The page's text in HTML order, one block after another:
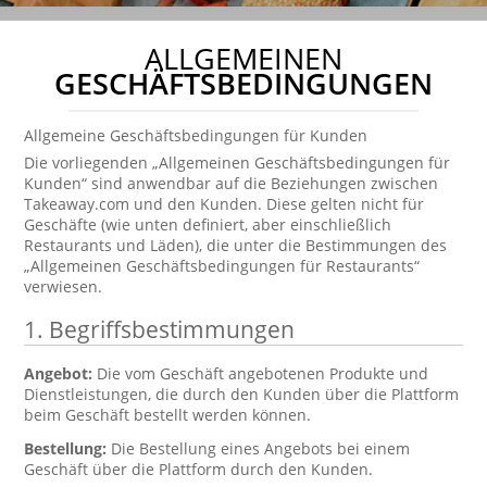
ALLGEMEINEN
GESCHÄFTSBEDINGUNGEN
Allgemeine Geschäftsbedingungen für Kunden
Die vorliegenden „Allgemeinen Geschäftsbedingungen für
Kunden“ sind anwendbar auf die Beziehungen zwischen
Takeaway.com und den Kunden. Diese gelten nicht für
Geschäfte (wie unten definiert, aber einschließlich
Restaurants und Läden), die unter die Bestimmungen des
„Allgemeinen Geschäftsbedingungen für Restaurants“
verwiesen.
1. Begriffsbestimmungen
Angebot: Die vom Geschäft angebotenen Produkte und
Dienstleistungen, die durch den Kunden über die Plattform
beim Geschäft bestellt werden können.
Bestellung: Die Bestellung eines Angebots bei einem
Geschäft über die Plattform durch den Kunden.